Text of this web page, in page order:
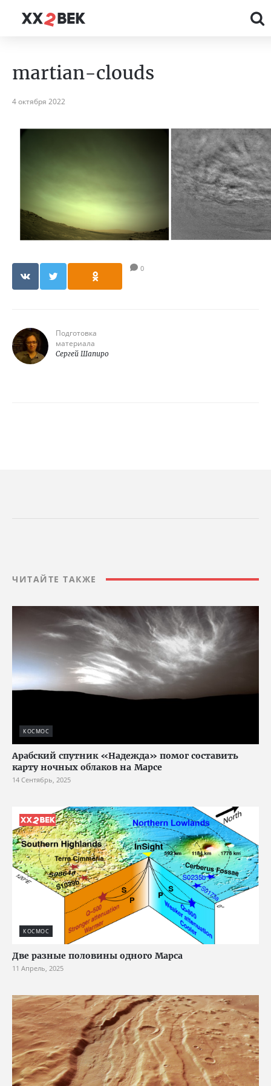
martian-clouds
4 октября 2022
0
Подготовка
материала
Сергей Шапиро
ЧИТАЙТЕ ТАКЖЕ
КОСМОС
Арабский спутник «Надежда» помог составить
карту ночных облаков на Марсе
14 Сентябрь, 2025
КОСМОС
Две разные половины одного Марса
11 Апрель, 2025